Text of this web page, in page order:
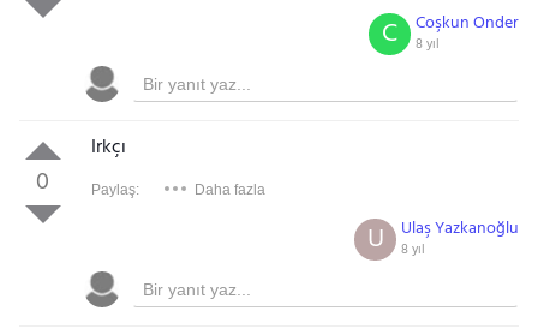
Coşkun Onder
8 yıl
C
0
Irkçı
Paylaş: Daha fazla
Ulaş Yazkanoğlu
8 yıl
U